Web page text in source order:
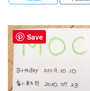
Save